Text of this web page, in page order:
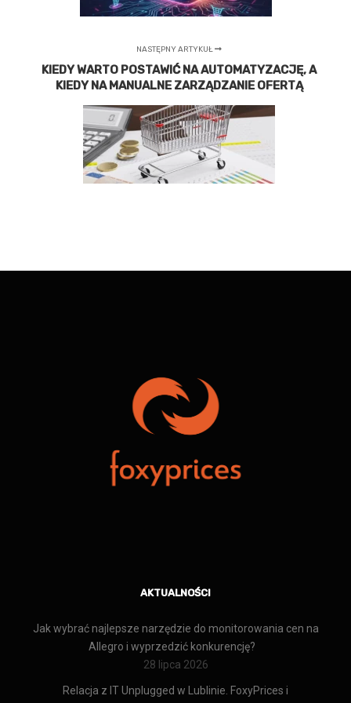
NASTĘPNY ARTYKUŁ
KIEDY WARTO POSTAWIĆ NA AUTOMATYZACJĘ, A
KIEDY NA MANUALNE ZARZĄDZANIE OFERTĄ
AKTUALNOŚCI
Jak wybrać najlepsze narzędzie do monitorowania cen na
Allegro i wyprzedzić konkurencję?
28 lipca 2026
Relacja z IT Unplugged w Lublinie. FoxyPrices i